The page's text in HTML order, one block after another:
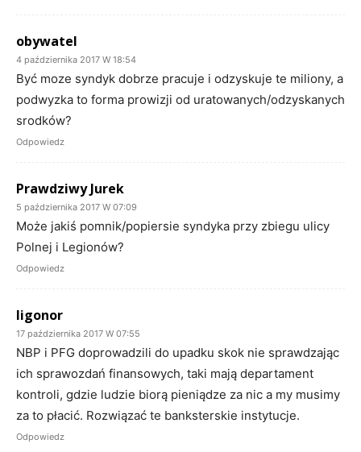
obywatel
4 października 2017 W 18:54
Być moze syndyk dobrze pracuje i odzyskuje te miliony, a
podwyzka to forma prowizji od uratowanych/odzyskanych
srodków?
Odpowiedz
Prawdziwy Jurek
5 października 2017 W 07:09
Może jakiś pomnik/popiersie syndyka przy zbiegu ulicy
Polnej i Legionów?
Odpowiedz
ligonor
17 października 2017 W 07:55
NBP i PFG doprowadzili do upadku skok nie sprawdzając
ich sprawozdań finansowych, taki mają departament
kontroli, gdzie ludzie biorą pieniądze za nic a my musimy
za to płacić. Rozwiązać te banksterskie instytucje.
Odpowiedz